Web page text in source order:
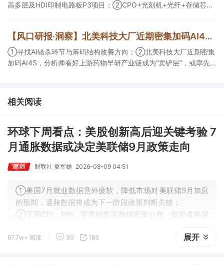
高多层及HDI印制电路板P3项目；②CPO+光刻机+光纤+存储芯
纯六氟化钨量产。
【风口研报·洞察】北美科技大厂近期密集加码AI4S，分析师看好上游药物早研产业链成为“卖铲层”，或率先受益于模型训练带来的需求井喷；寻找AI错杀环节与筹码结构改善方向
①寻找AI错杀环节与筹码结构改善方向；②北美科技大厂近期密集
加码AI4S，分析师看好上游药物早研产业链成为“卖铲层”，或率先
圣电气、思瑞浦获新财富分析师深度覆盖；④在个股机构关注度排
行中，健盛集团首次上榜，前五名依次为药明康德>百润股份>东鹏
相关阅读
环球下周看点：美股创新高后迎关键考验 7
月通胀数据或决定美联储9月政策走向
财联社 夏军雄 2026-08-09 04:51
①美国7月就业数据意外疲软，降低市场对美联储9月加息
的预期，通胀数据将成为下一阶段政策判断关键；
②下周CPI、PPI、零售销售等数据密集公布，投资者将据
67.7w+ 阅读 30 183 展开